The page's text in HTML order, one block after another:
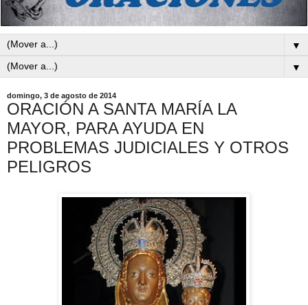
▼
▼
domingo, 3 de agosto de 2014
ORACIÓN A SANTA MARÍA LA
MAYOR, PARA AYUDA EN
PROBLEMAS JUDICIALES Y OTROS
PELIGROS